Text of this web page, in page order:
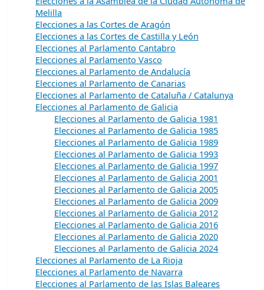
Melilla
Elecciones a las Cortes de Aragón
Elecciones a las Cortes de Castilla y León
Elecciones al Parlamento Cantabro
Elecciones al Parlamento Vasco
Elecciones al Parlamento de Andalucía
Elecciones al Parlamento de Canarias
Elecciones al Parlamento de Cataluña / Catalunya
Elecciones al Parlamento de Galicia
Elecciones al Parlamento de Galicia 1981
Elecciones al Parlamento de Galicia 1985
Elecciones al Parlamento de Galicia 1989
Elecciones al Parlamento de Galicia 1993
Elecciones al Parlamento de Galicia 1997
Elecciones al Parlamento de Galicia 2001
Elecciones al Parlamento de Galicia 2005
Elecciones al Parlamento de Galicia 2009
Elecciones al Parlamento de Galicia 2012
Elecciones al Parlamento de Galicia 2016
Elecciones al Parlamento de Galicia 2020
Elecciones al Parlamento de Galicia 2024
Elecciones al Parlamento de La Rioja
Elecciones al Parlamento de Navarra
Elecciones al Parlamento de las Islas Baleares